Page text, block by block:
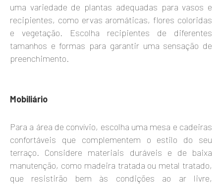
uma variedade de plantas adequadas para vasos e
recipientes, como ervas aromáticas, flores coloridas
e vegetação. Escolha recipientes de diferentes
tamanhos e formas para garantir uma sensação de
preenchimento.
Mobiliário
Para a área de convívio, escolha uma mesa e cadeiras
confortáveis ​​que complementem o estilo do seu
terraço. Considere materiais duráveis ​​e de baixa
manutenção, como madeira tratada ou metal tratado,
que resistirão bem às condições ao ar livre,